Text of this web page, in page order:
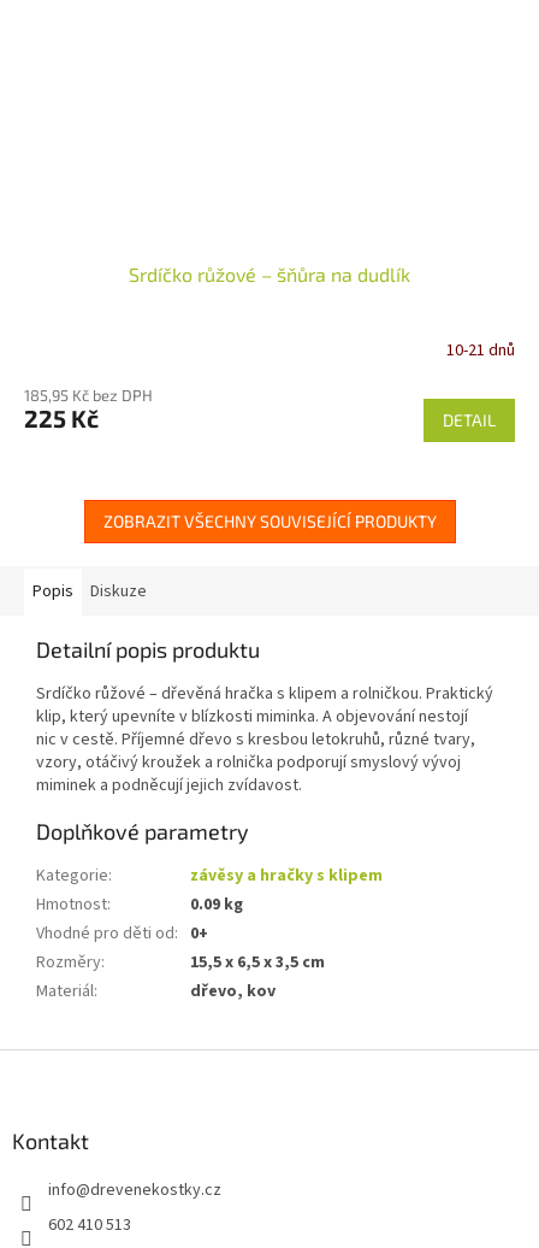
Srdíčko růžové – šňůra na dudlík
10-21 dnů
185,95 Kč bez DPH
225 Kč DETAIL
ZOBRAZIT VŠECHNY SOUVISEJÍCÍ PRODUKTY
Popis Diskuze
Detailní popis produktu
Srdíčko růžové – dřevěná hračka s klipem a rolničkou. Praktický
klip, který upevníte v blízkosti miminka. A objevování nestojí
nic v cestě. Příjemné dřevo s kresbou letokruhů, různé tvary,
vzory, otáčivý kroužek a rolnička podporují smyslový vývoj
miminek a podněcují jejich zvídavost.
Doplňkové parametry
Kategorie:
závěsy a hračky s klipem
Hmotnost:
0.09 kg
Vhodné pro děti od: 0+
Rozměry:
15,5 x 6,5 x 3,5 cm
Materiál: dřevo, kov
Kontakt
info@drevenekostky.cz
602 410 513